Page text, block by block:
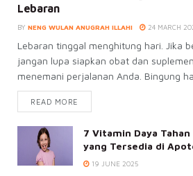
Lebaran
BY NENG WULAN ANUGRAH ILLAHI 24 MARCH
Lebaran tinggal menghitung hari. Jika
jangan lupa siapkan obat dan
menemani perjalanan Anda. Bingung
READ MORE
7 Vitamin Daya
yang Tersedia di
19 JUNE 2025